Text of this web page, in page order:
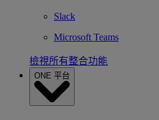
Slack
Microsoft Teams
檢視所有整合功能
ONE 平台